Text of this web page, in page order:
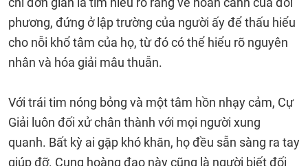
phương, đứng ở lập trường của người ấy để thấu hiểu
cho nỗi khổ tâm của họ, từ đó có thể hiểu rõ nguyên
nhân và hóa giải mâu thuẫn.
Với trái tim nóng bỏng và một tâm hồn nhạy cảm, Cự
Giải luôn đối xử chân thành với mọi người xung
quanh. Bất kỳ ai gặp khó khăn, họ đều sẵn sàng ra tay
giúp đỡ. Cung hoàng đạo này cũng là người biết đối